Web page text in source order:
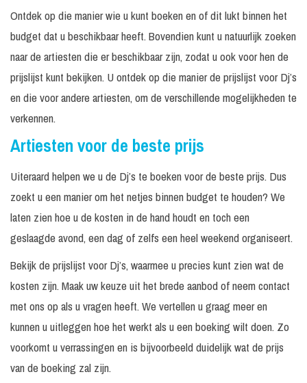
Ontdek op die manier wie u kunt boeken en of dit lukt binnen het
budget dat u beschikbaar heeft. Bovendien kunt u natuurlijk zoeken
naar de artiesten die er beschikbaar zijn, zodat u ook voor hen de
prijslijst kunt bekijken. U ontdek op die manier de prijslijst voor Dj’s
en die voor andere artiesten, om de verschillende mogelijkheden te
verkennen.
Artiesten voor de beste prijs
Uiteraard helpen we u de Dj’s te boeken voor de beste prijs. Dus
zoekt u een manier om het netjes binnen budget te houden? We
laten zien hoe u de kosten in de hand houdt en toch een
geslaagde avond, een dag of zelfs een heel weekend organiseert.
Bekijk de prijslijst voor Dj’s, waarmee u precies kunt zien wat de
kosten zijn. Maak uw keuze uit het brede aanbod of neem contact
met ons op als u vragen heeft. We vertellen u graag meer en
kunnen u uitleggen hoe het werkt als u een boeking wilt doen. Zo
voorkomt u verrassingen en is bijvoorbeeld duidelijk wat de prijs
van de boeking zal zijn.